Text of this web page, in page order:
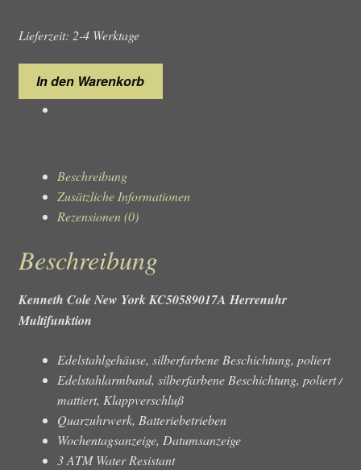
Lieferzeit: 2-4 Werktage
Kenneth
Herrenuhr
Menge
In den Warenkorb
Beschreibung
Zusätzliche Informationen
Rezensionen (0)
Beschreibung
Kenneth Cole New York KC50589017A Herrenuhr
Multifunktion
Edelstahlgehäuse, silberfarbene Beschichtung, poliert
Edelstahlarmband, silberfarbene Beschichtung, poliert /
mattiert, Klappverschluß
Quarzuhrwerk, Batteriebetrieben
Wochentagsanzeige, Datumsanzeige
3 ATM Water Resistant